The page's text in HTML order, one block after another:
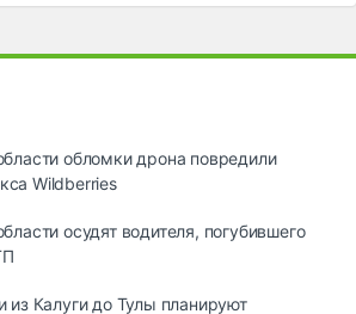
обломки дрона повредили
Wildberries
осудят водителя, погубившего
из Калуги до Тулы планируют